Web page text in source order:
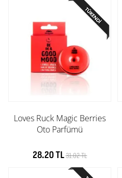
Loves Ruck Magic Berries
Oto Parfümü
28.20 TL31.02 TL